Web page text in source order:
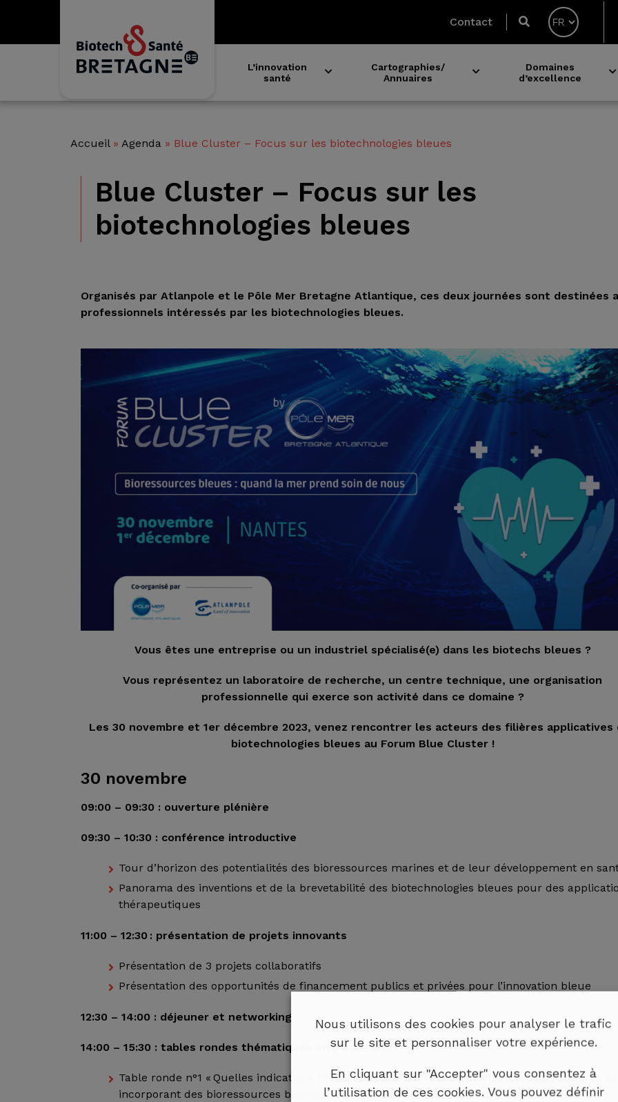
Contact
L’innovation
santé
Cartographies/
Annuaires
Domaines
d’excellence
Accueil» Agenda » Blue Cluster – Focus sur les biotechnologies bleues
Blue Cluster – Focus sur les
biotechnologies bleues
Organisés par Atlanpole et le Pôle Mer Bretagne Atlantique, ces deux journées sont destinées
professionnels intéressés par les biotechnologies bleues.
Vous êtes une entreprise ou un industriel spécialisé(e) dans les biotechs bleues ?
Vous représentez un laboratoire de recherche, un centre technique, une organisation
professionnelle qui exerce son activité dans ce domaine ?
Les 30 novembre et 1er décembre 2023, venez rencontrer les acteurs des filières applicatives
biotechnologies bleues au Forum Blue Cluster !
30 novembre
09:00 – 09:30 : ouverture plénière
09:30 – 10:30 : conférence introductive
Tour d’horizon des potentialités des bioressources marines et de leur développement en
Panorama des inventions et de la brevetabilité des biotechnologies bleues pour des
thérapeutiques
11:00 – 12:30 : présentation de projets innovants
Présentation de 3 projets collaboratifs
Présentation des opportunités de financement publics et privées pour l’innovation bleue
12:30 – 14:00 : déjeuner et networking
14:00 – 15:30 : tables rondes thématiques en parallèle
Table ronde n°1 « Quelles indications thérapeutiques peuvent s’exprimer dans les produits
incorporant des bioressources bleues ?»
Nous utilisons des cookies pour analyser le trafic
sur le site et personnaliser votre expérience.
En cliquant sur "Accepter" vous consentez à
l’utilisation de ces cookies. Vous pouvez définir